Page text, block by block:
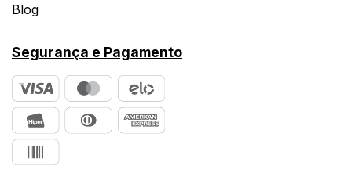
Blog
Segurança e Pagamento